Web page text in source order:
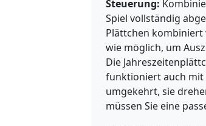
Steuerung:
Spiel vollständig
Plättchen kombiniert
wie möglich, um
Die
funktioniert auch mit
umgekehrt, sie
müssen Sie eine